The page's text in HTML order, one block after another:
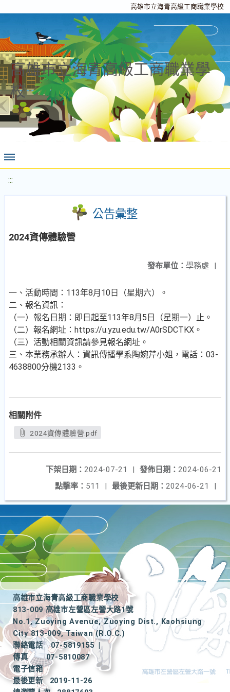
高雄市立海青高級工商職業學校
高雄市立海青高級工商職業學
校
:::
公告彙整
2024資傳體驗營
發布單位： 學務處 |
一、活動時間：113年8月10日（星期六）。
二、報名資訊：
（一）報名日期：即日起至113年8月5日（星期一）止。
（二）報名網址：https://u.yzu.edu.tw/A0rSDCTKX。
（三）活動相關資訊請參見報名網址。
三、本業務承辦人：資訊傳播學系陶婉芹小姐，電話：03-
4638800分機2133。
相關附件
2024資傳體驗營.pdf
發佈日期： 2024-06-21
下架日期： 2024-07-21
|
最後更新日期： 2024-06-21 |
點擊率： 511 |
高雄市立海青高級工商職業學校
813-009 高雄市左營區左營大路1號
No.1, Zuoying Avenue, Zuoying Dist., Kaohsiung
City 813-009, Taiwan (R.O.C.)
聯絡電話
07-5819155
|
傳真
07-5810087
電子信箱
最後更新
2019-11-26